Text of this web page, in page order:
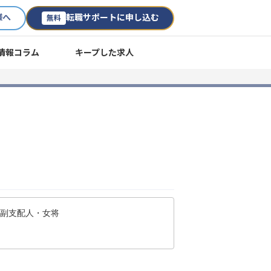
へ 無料 転職サポートに申し込む
報コラム キープした求人
支配人・女将